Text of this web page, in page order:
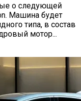
о следующей
Машина будет
типа, в состав
мотор...